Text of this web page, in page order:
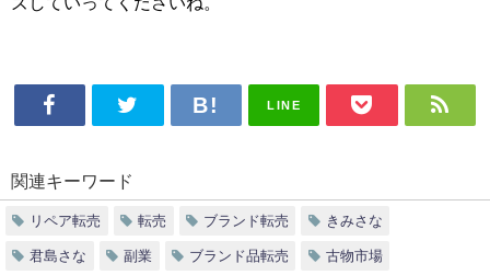
LINE
関連キーワード
リペア転売 転売 ブランド転売 きみさな
君島さな 副業 ブランド品転売 古物市場